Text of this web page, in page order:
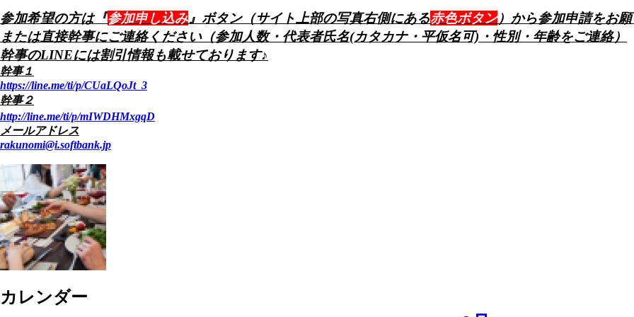
参加希望の方は『参加申し込み』ボタン（サイト上部の写真右側にある赤色ボタン）から参加申請をお願
または直接幹事にご連絡ください（参加人数・代表者氏名(カタカナ・平仮名可)・性別・年齢をご連絡）
幹事のLINEには割引情報も載せております♪
幹事１
https://line.me/ti/p/CUaLQoJt_3
幹事２
http://line.me/ti/p/mIWDHMxgqD
メールアドレス
rakunomi@i.softbank.jp
カレンダー